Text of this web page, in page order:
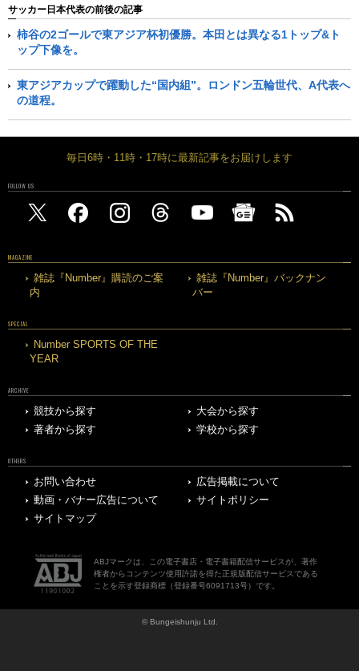
サッカー日本代表の前後の記事
柿谷の2ゴールで東アジア杯初優勝。本田とは異なる1トップ&ト
ップ下像を。
東アジアカップで躍動した“国内組”。ロンドン五輪世代、A代表へ
の道程。
毎日6時・11時・17時に最新記事をお届けします
FOLLOW US
MAGAZINE
雑誌『Number』購読のご案
内
雑誌『Number』バックナン
バー
SPECIAL
Number SPORTS OF THE
YEAR
ARCHIVE
競技から探す
大会から探す
著者から探す
学校から探す
OTHERS
お問い合わせ
広告掲載について
動画・バナー広告について
サイトポリシー
サイトマップ
ABJマークは、この電子書店・電子書籍配信サービスが、著作
権者からコンテンツ使用許諾を得た正規版配信サービスである
ことを示す登録商標（登録番号6091713号）です。
© Bungeishunju Ltd.